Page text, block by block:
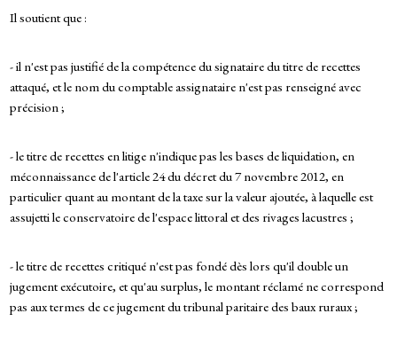
Il soutient que :
- il n'est pas justifié de la compétence du signataire du titre de recettes
attaqué, et le nom du comptable assignataire n'est pas renseigné avec
précision ;
- le titre de recettes en litige n'indique pas les bases de liquidation, en
méconnaissance de l'article 24 du décret du 7 novembre 2012, en
particulier quant au montant de la taxe sur la valeur ajoutée, à laquelle est
assujetti le conservatoire de l'espace littoral et des rivages lacustres ;
- le titre de recettes critiqué n'est pas fondé dès lors qu'il double un
jugement exécutoire, et qu'au surplus, le montant réclamé ne correspond
pas aux termes de ce jugement du tribunal paritaire des baux ruraux ;